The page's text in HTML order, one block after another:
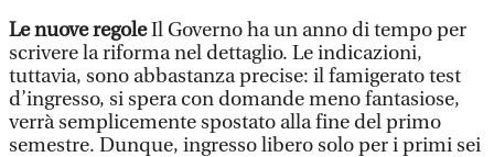
Le nuove regoleIl Governo ha un anno di tempo per
scrivere la riforma nel dettaglio. Le indicazioni,
tuttavia, sono abbastanza precise: il famigerato test
d’ingresso, si spera con domande meno fantasiose,
verrà semplicemente spostato alla fine del primo
semestre. Dunque, ingresso libero solo per i primi sei